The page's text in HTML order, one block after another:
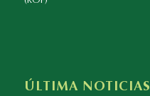
ÚLTIMA NOTICIAS